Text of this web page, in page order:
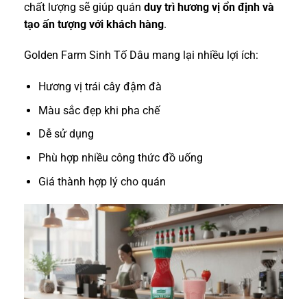
chất lượng sẽ giúp quán duy trì hương vị ổn định và
tạo ấn tượng với khách hàng.
Golden Farm Sinh Tố Dâu mang lại nhiều lợi ích:
Hương vị trái cây đậm đà
Màu sắc đẹp khi pha chế
Dễ sử dụng
Phù hợp nhiều công thức đồ uống
Giá thành hợp lý cho quán